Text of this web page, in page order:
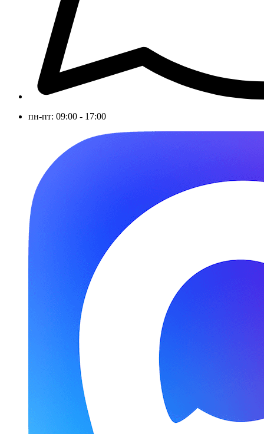
пн-пт: 09:00 - 17:00